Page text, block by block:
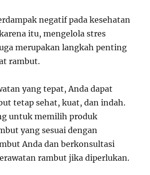
negatif pada kesehatan
itu, mengelola stres
merupakan langkah penting
rambut.
yang tepat, Anda dapat
tetap sehat, kuat, dan indah.
untuk memilih produk
yang sesuai dengan
Anda dan berkonsultasi
rambut jika diperlukan.